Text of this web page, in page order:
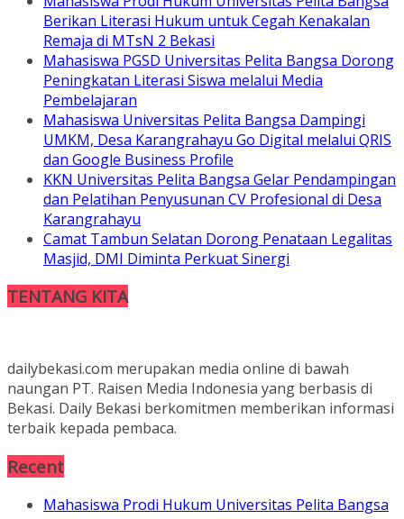
Berikan Literasi Hukum untuk Cegah Kenakalan
Remaja di MTsN 2 Bekasi
Mahasiswa PGSD Universitas Pelita Bangsa Dorong
Peningkatan Literasi Siswa melalui Media
Pembelajaran
Mahasiswa Universitas Pelita Bangsa Dampingi
UMKM, Desa Karangrahayu Go Digital melalui QRIS
dan Google Business Profile
KKN Universitas Pelita Bangsa Gelar Pendampingan
dan Pelatihan Penyusunan CV Profesional di Desa
Karangrahayu
Camat Tambun Selatan Dorong Penataan Legalitas
Masjid, DMI Diminta Perkuat Sinergi
TENTANG KITA
dailybekasi.com merupakan media online di bawah
naungan PT. Raisen Media Indonesia yang berbasis di
Bekasi. Daily Bekasi berkomitmen memberikan informasi
terbaik kepada pembaca.
Recent
Mahasiswa Prodi Hukum Universitas Pelita Bangsa